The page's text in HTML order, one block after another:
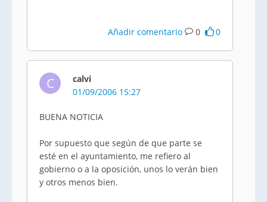
Añadir comentario 0 0
C
calvi
01/09/2006 15:27
BUENA NOTICIA
Por supuesto que según de que parte se
esté en el ayuntamiento, me refiero al
gobierno o a la oposición, unos lo verán bien
y otros menos bien.